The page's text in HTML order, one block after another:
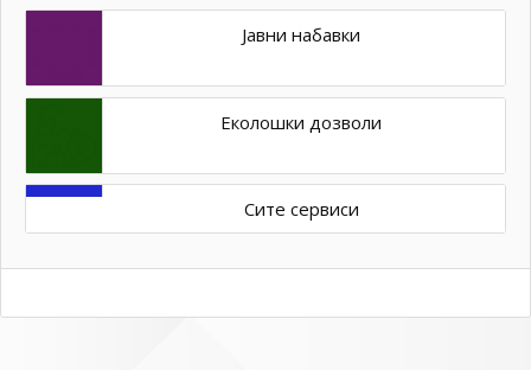
Јавни набавки
Еколошки дозволи
Сите сервиси